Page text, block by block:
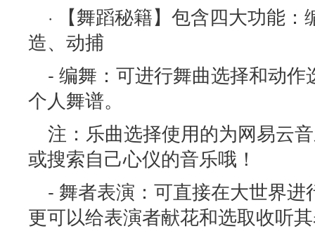
· 【舞蹈秘籍】包含四大功能
造、动捕
- 编舞：可进行舞曲选择和动
个人舞谱。
注：乐曲选择使用的为网易云
或搜索自己心仪的音乐哦！
- 舞者表演：可直接在大世界
更可以给表演者献花和选取收听